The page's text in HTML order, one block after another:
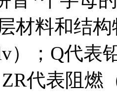
材料和结构特
；Q代
；ZR代表阻